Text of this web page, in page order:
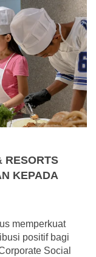
RESORTS
KEPADA
memperkuat
positif bagi
Social